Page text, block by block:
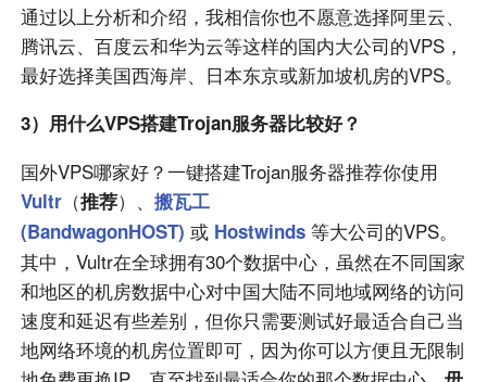
通过以上分析和介绍，我相信你也不愿意选择阿里云、
腾讯云、百度云和华为云等这样的国内大公司的VPS，
最好选择美国西海岸、日本东京或新加坡机房的VPS。
3）用什么VPS搭建Trojan服务器比较好？
国外VPS哪家好？一键搭建Trojan服务器推荐你使用
Vultr（推荐）、 搬瓦工
(BandwagonHOST) 或 Hostwinds等大公司的VPS。
其中，Vultr在全球拥有30个数据中心，虽然在不同国家
和地区的机房数据中心对中国大陆不同地域网络的访问
速度和延迟有些差别，但你只需要测试好最适合自己当
地网络环境的机房位置即可，因为你可以方便且无限制